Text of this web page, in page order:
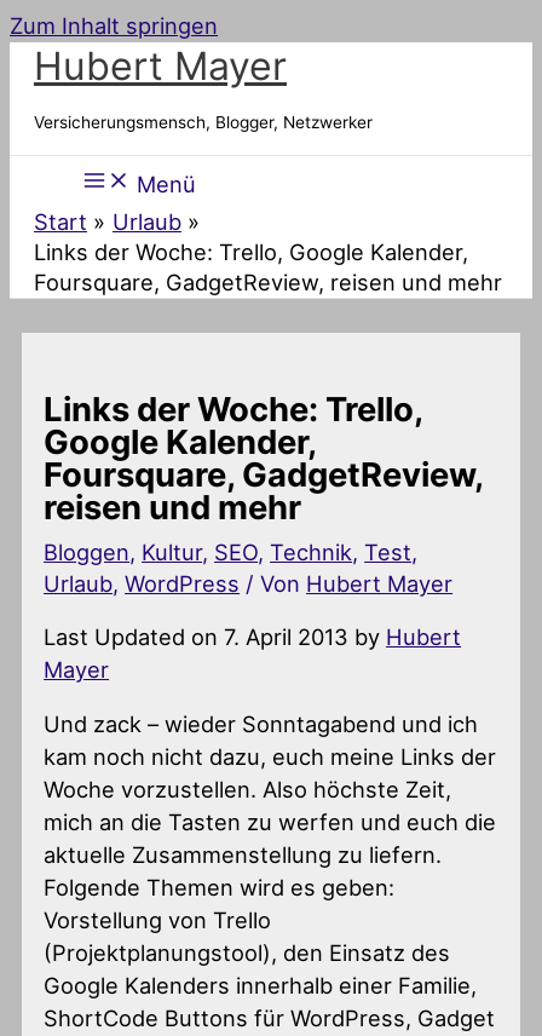
Zum Inhalt springen
Hubert Mayer
Versicherungsmensch, Blogger, Netzwerker
Menü
Start
Urlaub
Links der Woche: Trello, Google Kalender,
Foursquare, GadgetReview, reisen und mehr
Links der Woche: Trello,
Google Kalender,
Foursquare, GadgetReview,
reisen und mehr
Bloggen, Kultur, SEO,Technik,Test,
Urlaub,WordPress / Von Hubert Mayer
Last Updated on 7. April 2013 by Hubert
Mayer
Und zack – wieder Sonntagabend und ich
kam noch nicht dazu, euch meine Links der
Woche vorzustellen. Also höchste Zeit,
mich an die Tasten zu werfen und euch die
aktuelle Zusammenstellung zu liefern.
Folgende Themen wird es geben:
Vorstellung von Trello
(Projektplanungstool), den Einsatz des
Google Kalenders innerhalb einer Familie,
ShortCode Buttons für WordPress, Gadget